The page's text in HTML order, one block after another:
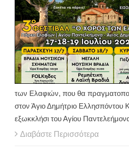
των Ελαφιών, που θα
στον Άγιο Δημήτριο Ελλησπόντου
εξωκκλήσι του Αγίου
Διαβάστε Περισσότερα